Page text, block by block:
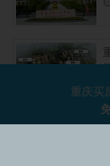
重庆买